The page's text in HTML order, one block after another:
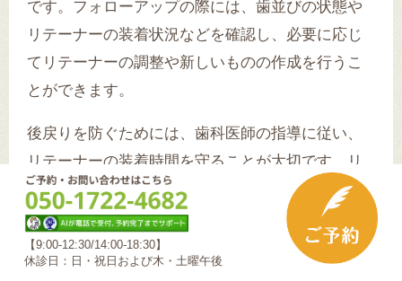
です。フォローアップの際には、歯並びの状態や
リテーナーの装着状況などを確認し、必要に応じ
てリテーナーの調整や新しいものの作成を行うこ
とができます。
後戻りを防ぐためには、歯科医師の指導に従い、
リテーナーの装着時間を守ることが大切です。リ
テーナーは通常、夜間のみの装着が推奨されてい
ますが、個々の状態に応じて装着時間が異なるこ
とがあります。治療後しばらくは、歯科医師の指
示に従い、リテーナーを正しく使用することが歯
【9:00-12:30/14:00-18:30】
休診日：日・祝日および木・土曜午後